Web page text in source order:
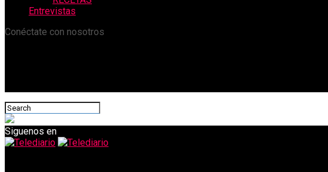
Entrevistas
Conéctate con nosotros
Siguenos en